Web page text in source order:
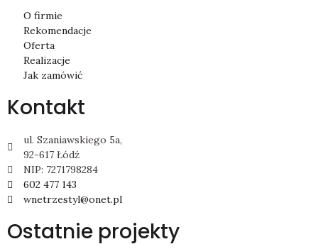
O firmie
Rekomendacje
Oferta
Realizacje
Jak zamówić
Kontakt
ul. Szaniawskiego 5a,
92-617 Łódź
NIP: 7271798284
602 477 143
wnetrzestyl@onet.pl
Ostatnie projekty